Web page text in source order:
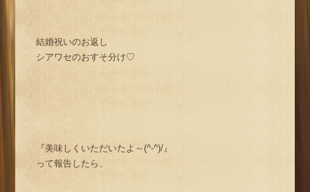
結婚祝いのお返し
シアワセのおすそ分け♡
『美味しくいただいたよ～(^-^)/』
って報告したら、